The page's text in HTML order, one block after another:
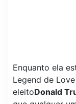
Enquanto ela
Legend de
eleitoDonald